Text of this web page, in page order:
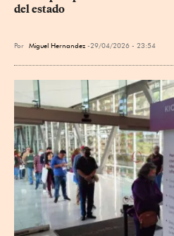
del estado
Por Miguel Hernandez 29/04/2026 - 23:54